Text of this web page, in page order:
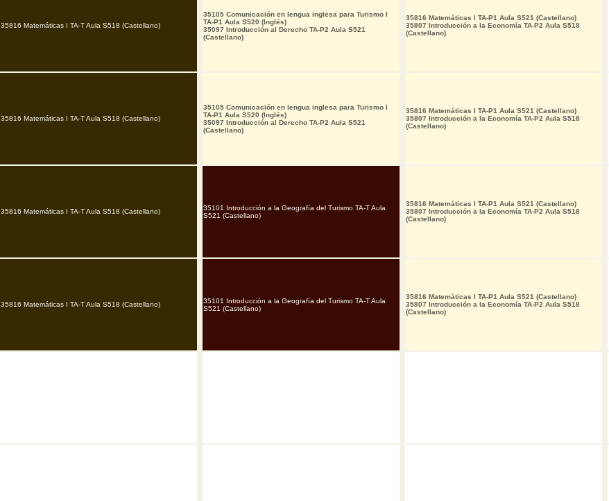
35816 Matemáticas I TA-T Aula S518 (Castellano)
35816 Matemáticas I TA-T Aula S518 (Castellano)
35816 Matemáticas I TA-T Aula S518 (Castellano)
35816 Matemáticas I TA-T Aula S518 (Castellano)
35105 Comunicación en lengua inglesa para Turismo I
TA-P1 Aula S520 (Inglés)
35097 Introducción al Derecho TA-P2 Aula S521
(Castellano)
35105 Comunicación en lengua inglesa para Turismo I
TA-P1 Aula S520 (Inglés)
35097 Introducción al Derecho TA-P2 Aula S521
(Castellano)
35101 Introducción a la Geografía del Turismo TA-T Aula
S521 (Castellano)
35101 Introducción a la Geografía del Turismo TA-T Aula
S521 (Castellano)
35816 Matemáticas I TA-P1 Aula S521 (Castellano)
35807 Introducción a la Economía TA-P2 Aula S518
(Castellano)
35816 Matemáticas I TA-P1 Aula S521 (Castellano)
35807 Introducción a la Economía TA-P2 Aula S518
(Castellano)
35816 Matemáticas I TA-P1 Aula S521 (Castellano)
35807 Introducción a la Economía TA-P2 Aula S518
(Castellano)
35816 Matemáticas I TA-P1 Aula S521 (Castellano)
35807 Introducción a la Economía TA-P2 Aula S518
(Castellano)